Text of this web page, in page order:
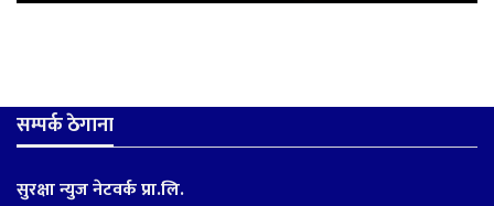
सम्पर्क ठेगाना
सुरक्षा न्युज नेटवर्क प्रा.लि.